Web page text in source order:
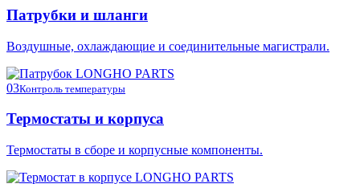
Патрубки и шланги
Воздушные, охлаждающие и соединительные магистрали.
03Контроль температуры
Термостаты и корпуса
Термостаты в сборе и корпусные компоненты.